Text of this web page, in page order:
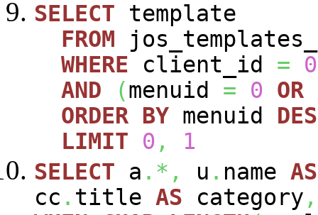
SELECT template
FROM
WHERE client_id =
0
AND
(menuid = 0 OR
ORDER BY menuid
LIMIT
0 ,
1
SELECT a .*, u . name AS
cc . title AS category ,